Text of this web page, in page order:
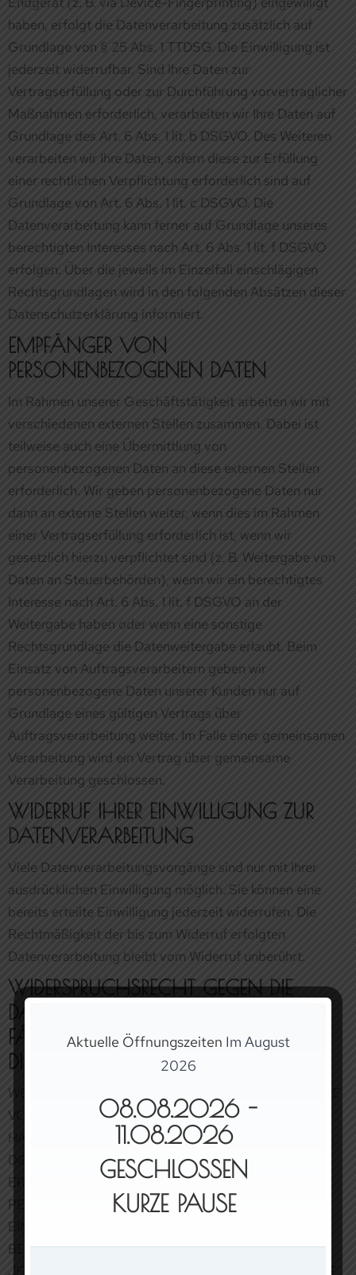
Grundlage des Art. 6 Abs. 1 lit. b DSGVO. Des Weiteren
verarbeiten wir Ihre Daten, sofern diese zur Erfüllung
einer rechtlichen Verpflichtung erforderlich sind auf
Grundlage von Art. 6 Abs. 1 lit. c DSGVO. Die
Datenverarbeitung kann ferner auf Grundlage unseres
berechtigten Interesses nach Art. 6 Abs. 1 lit. f DSGVO
erfolgen. Über die jeweils im Einzelfall einschlägigen
Rechtsgrundlagen wird in den folgenden Absätzen dieser
Datenschutzerklärung informiert.
EMPFÄNGER VON
PERSONENBEZOGENEN DATEN
Im Rahmen unserer Geschäftstätigkeit arbeiten wir mit
verschiedenen externen Stellen zusammen. Dabei ist
teilweise auch eine Übermittlung von
personenbezogenen Daten an diese externen Stellen
erforderlich. Wir geben personenbezogene Daten nur
einer Vertragserfüllung erforderlich ist, wenn wir
gesetzlich hierzu verpflichtet sind (z. B. Weitergabe von
Daten an Steuerbehörden), wenn wir ein berechtigtes
Interesse nach Art. 6 Abs. 1 lit. f DSGVO an der
Weitergabe haben oder wenn eine sonstige
Rechtsgrundlage die Datenweitergabe erlaubt. Beim
Einsatz von Auftragsverarbeitern geben wir
personenbezogene Daten unserer Kunden nur auf
Grundlage eines gültigen Vertrags über
Auftragsverarbeitung weiter. Im Falle einer gemeinsamen
Verarbeitung wird ein Vertrag über gemeinsame
Verarbeitung geschlossen.
WIDERRUF IHRER EINWILLIGUNG ZUR
DATENVERARBEITUNG
Viele Datenverarbeitungsvorgänge sind nur mit Ihrer
ausdrücklichen Einwilligung möglich. Sie können eine
bereits erteilte Einwilligung jederzeit widerrufen. Die
Rechtmäßigkeit der bis zum Widerruf erfolgten
Datenverarbeitung bleibt vom Widerruf unberührt.
WIDERSPRUCHSRECHT GEGEN DIE
DATENERHEBUNG IN BESONDEREN
FÄLLEN SOWIE GEGEN
DIREKTWERBUNG (ART. 21 DSGVO)
WENN DIE DATENVERARBEITUNG AUF GRUNDLAGE
VON ART. 6 ABS. 1 LIT. E ODER F DSGVO ERFOLGT,
HABEN SIE JEDERZEIT DAS RECHT, AUS GRÜNDEN,
DIE SICH AUS IHRER BESONDEREN SITUATION
ERGEBEN, GEGEN DIE VERARBEITUNG IHRER
EINZULEGEN; DIES GILT AUCH FÜR EIN AUF DIESE
BESTIMMUNGEN GESTÜTZTES PROFILING. DIE
JEWEILIGE RECHTSGRUNDLAGE, AUF DENEN EINE
VERARBEITUNG BERUHT, ENTNEHMEN SIE DIESER
DATENSCHUTZERKLÄRUNG. WENN SIE
WIDERSPRUCH EINLEGEN, WERDEN WIR IHRE
BETROFFENEN PERSONENBEZOGENEN DATEN
NICHT MEHR VERARBEITEN, ES SEI DENN, WIR